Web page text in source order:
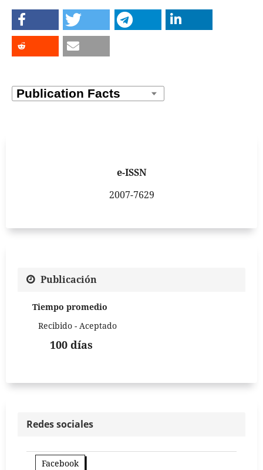
e-ISSN
2007-7629
Publicación
Tiempo promedio
Recibido - Aceptado
100 días
Redes sociales
Facebook